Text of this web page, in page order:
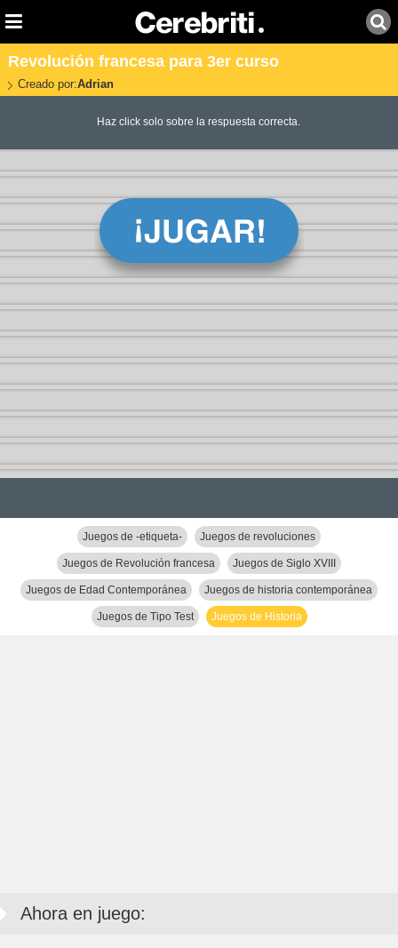
Revolución francesa para 3er curso
Creado por:Adrian
Haz click solo sobre la respuesta correcta.
Juegos de -etiqueta- Juegos de revoluciones
Juegos de Revolución francesa Juegos de Siglo XVIII
Juegos de Edad Contemporánea Juegos de historia contemporánea
Juegos de Tipo Test Juegos de Historia
Ahora en juego: